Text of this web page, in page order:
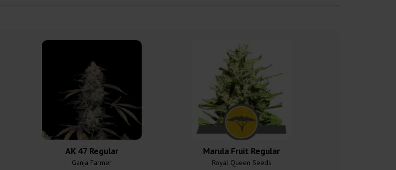
AK 47 Regular
Ganja Farmer
Marula Fruit Regular
Royal Queen Seeds